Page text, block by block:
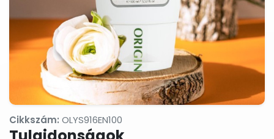
termékek
Masszázsolajok,
masszázsgélek
Nyak-
és
dekoltázs
ápolók
Peelingek,
Arctisztítás,
arctej,
arctisztító
gél,
sminklemosó,
micellás
Sampon
és
hajápolás,
hajbalzsam,
Cikkszám: OLYS916EN100